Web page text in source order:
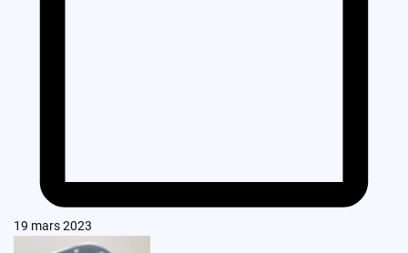
19 mars 2023